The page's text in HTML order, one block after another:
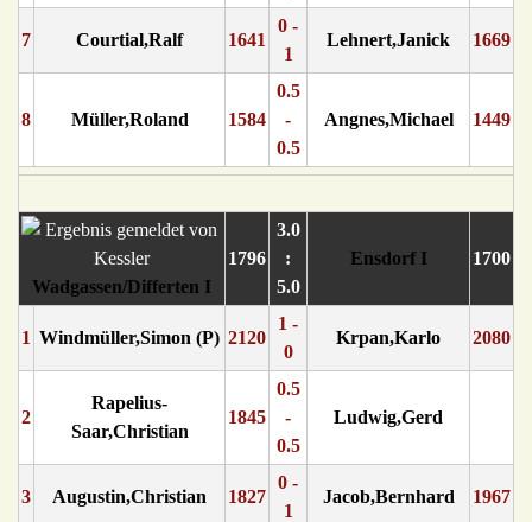
7 Courtial,Ralf 1641
0 -
1
Lehnert,Janick 1669
8 Müller,Roland 1584
0.5
-
0.5
Angnes,Michael 1449
Wadgassen/Differten I
1796
3.0
:
5.0
Ensdorf I 1700
1 Windmüller,Simon (P) 2120
1 -
0
Krpan,Karlo 2080
2
Rapelius-
Saar,Christian
1845
0.5
-
0.5
Ludwig,Gerd
3 Augustin,Christian 1827
0 -
1
Jacob,Bernhard 1967